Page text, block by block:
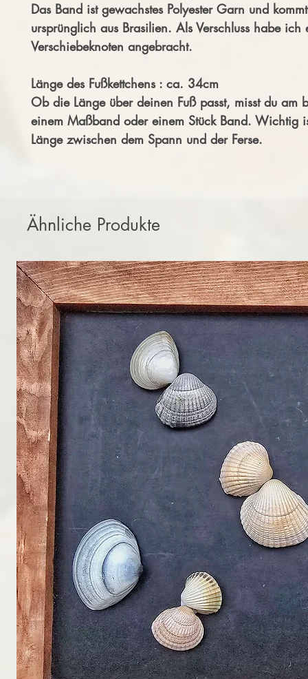
Das Band ist gewachstes Polyester Garn und kommt
ursprünglich aus Brasilien. Als Verschluss habe ich
Verschiebeknoten angebracht.
Länge des Fußkettchens : ca. 34cm
Ob die Länge über deinen Fuß passt, misst du am
einem Maßband oder einem Stück Band. Wichtig
Länge zwischen dem Spann und der Ferse.
Ähnliche Produkte